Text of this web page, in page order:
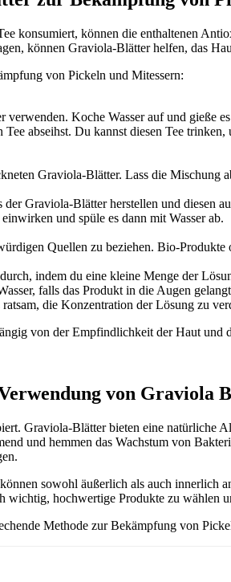
konsumiert, können die enthaltenen
können Graviola-Blätter helfen, das
von Pickeln und Mitessern:
Koche Wasser auf und gieße
abseihst. Du kannst diesen Tee
Graviola-Blätter. Lass die
Graviola-Blätter herstellen und diesen
und spüle es dann mit Wasser ab.
Quellen zu beziehen. Bio-
indem du eine kleine Menge der
falls das Produkt in die Augen
die Konzentration der Lösung zu
von der Empfindlichkeit der Haut und
von Graviola
Graviola-Blätter bieten eine natürliche
und hemmen das Wachstum von
sowohl äußerlich als auch innerlich
hochwertige Produkte zu wählen
Methode zur Bekämpfung von